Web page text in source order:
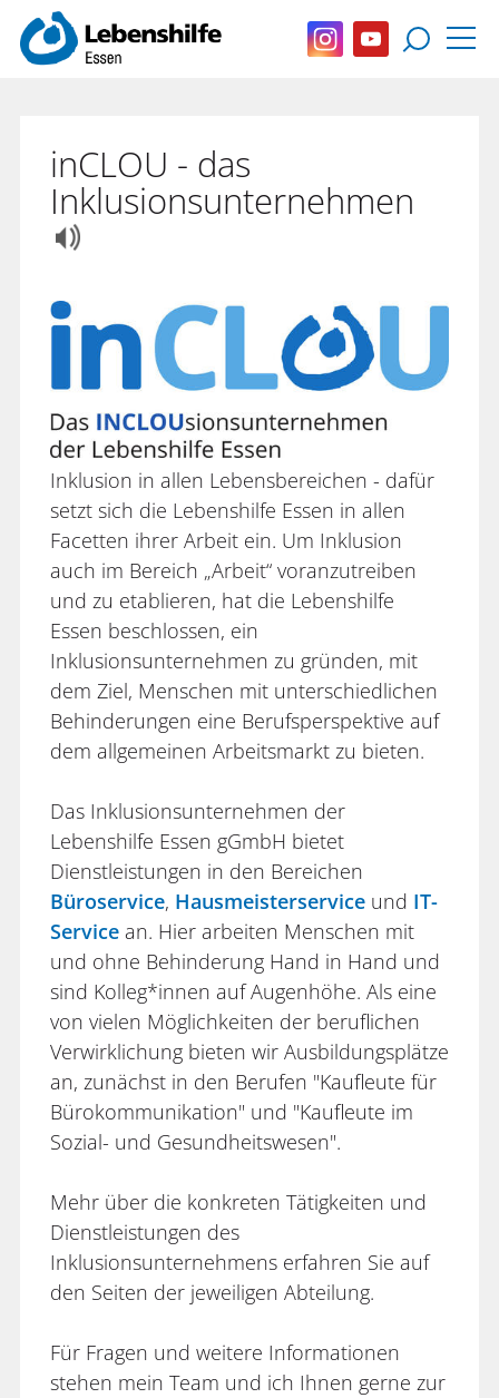
inCLOU - das
Inklusionsunternehmen
Inklusion in allen Lebensbereichen - dafür
setzt sich die Lebenshilfe Essen in allen
Facetten ihrer Arbeit ein. Um Inklusion
auch im Bereich „Arbeit“ voranzutreiben
und zu etablieren, hat die Lebenshilfe
Essen beschlossen, ein
Inklusionsunternehmen zu gründen, mit
dem Ziel, Menschen mit unterschiedlichen
Behinderungen eine Berufsperspektive auf
dem allgemeinen Arbeitsmarkt zu bieten.
Das Inklusionsunternehmen der
Lebenshilfe Essen gGmbH bietet
Dienstleistungen in den Bereichen
Büroservice, Hausmeisterservice und IT-
Service an. Hier arbeiten Menschen mit
und ohne Behinderung Hand in Hand und
sind Kolleg*innen auf Augenhöhe. Als eine
von vielen Möglichkeiten der beruflichen
Verwirklichung bieten wir Ausbildungsplätze
an, zunächst in den Berufen "Kaufleute für
Bürokommunikation" und "Kaufleute im
Sozial- und Gesundheitswesen".
Mehr über die konkreten Tätigkeiten und
Dienstleistungen des
Inklusionsunternehmens erfahren Sie auf
den Seiten der jeweiligen Abteilung.
Für Fragen und weitere Informationen
stehen mein Team und ich Ihnen gerne zur